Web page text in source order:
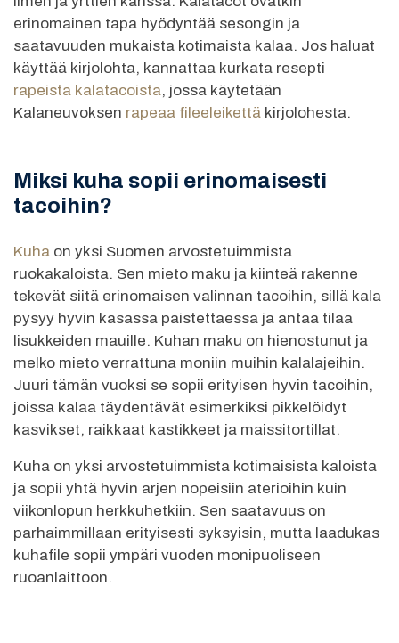
erinomainen tapa hyödyntää sesongin ja
saatavuuden mukaista kotimaista kalaa. Jos haluat
käyttää kirjolohta, kannattaa kurkata resepti
rapeista kalatacoista, jossa käytetään
Kalaneuvoksen rapeaa fileeleikettä kirjolohesta.
Miksi kuha sopii erinomaisesti
tacoihin?
Kuha on yksi Suomen arvostetuimmista
ruokakaloista. Sen mieto maku ja kiinteä rakenne
tekevät siitä erinomaisen valinnan tacoihin, sillä kala
pysyy hyvin kasassa paistettaessa ja antaa tilaa
lisukkeiden mauille. Kuhan maku on hienostunut ja
melko mieto verrattuna moniin muihin kalalajeihin.
Juuri tämän vuoksi se sopii erityisen hyvin tacoihin,
joissa kalaa täydentävät esimerkiksi pikkelöidyt
kasvikset, raikkaat kastikkeet ja maissitortillat.
Kuha on yksi arvostetuimmista kotimaisista kaloista
ja sopii yhtä hyvin arjen nopeisiin aterioihin kuin
viikonlopun herkkuhetkiin. Sen saatavuus on
parhaimmillaan erityisesti syksyisin, mutta laadukas
kuhafile sopii ympäri vuoden monipuoliseen
ruoanlaittoon.